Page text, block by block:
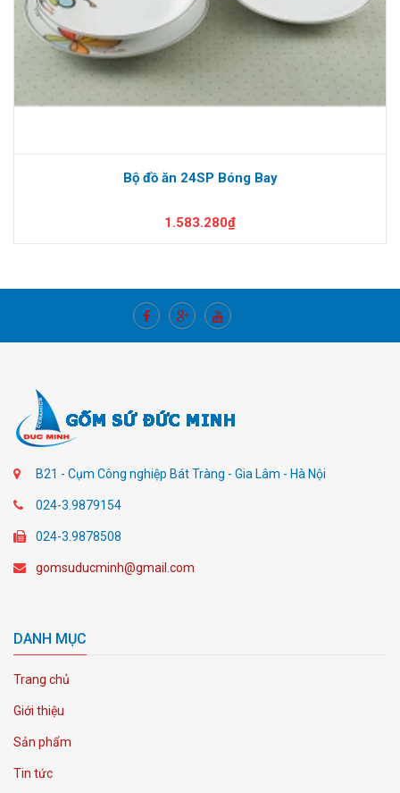
Bộ đồ ăn 24SP Bóng Bay
1.583.280₫
B21 - Cụm Công nghiệp Bát Tràng - Gia Lâm - Hà Nội
024-3.9879154
024-3.9878508
gomsuducminh@gmail.com
DANH MỤC
Trang chủ
Giới thiệu
Sản phẩm
Tin tức